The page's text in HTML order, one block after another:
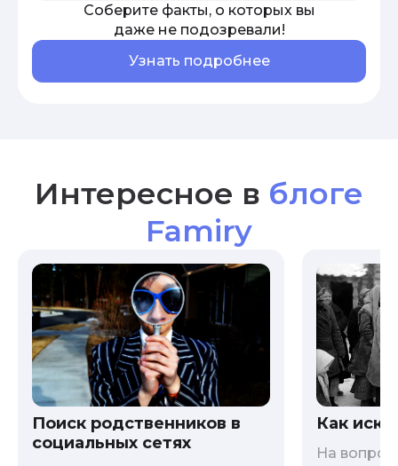
Соберите факты, о которых вы
даже не подозревали!
Узнать подробнее
Интересное в блоге
Famiry
Поиск родственников в
социальных сетях
Как
На вопрос